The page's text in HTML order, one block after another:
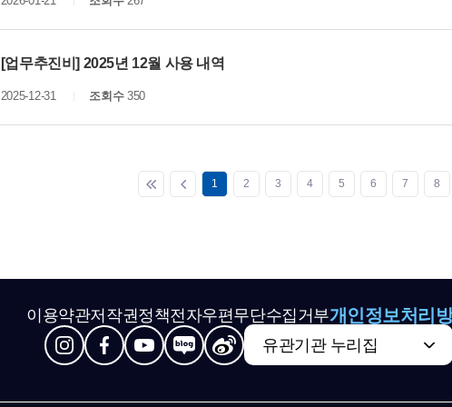
[업무추진비] 2025년 12월 사용 내역
2025-12-31 조회수350
1 2 3 4 5 6 7 8
이용약관저작권정책전자우편무단수집거부개인정보처리
유관기관 누리집